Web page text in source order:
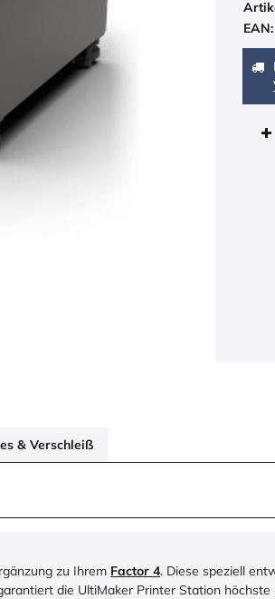
EAN:
& Verschleiß
zu Ihrem Factor 4. Diese speziell
die UltiMaker Printer Station